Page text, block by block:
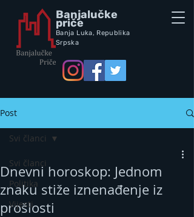
Banjalučke
priče
Banja Luka, Republika
Srpska
Post
Svi članci
Politika
Vijesti
Svi članci
Dnevni horoskop: Jednom
znaku stiže iznenađenje iz
prošlosti